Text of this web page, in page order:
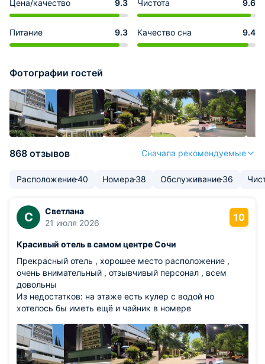
Цена/качество 9.3 Чистота 9.6
Питание 9.3 Качество сна 9.4
Фотографии гостей
868 отзывов Сначала рекомендуемые
Расположение40 Номера 38 Обслуживание36
С
Светлана
21 июля 2026
10
Красивый отель в самом центре Сочи
Прекрасный отель , хорошее место расположение ,
очень внимательный , отзывчивый персонал , всем
довольны
Из недостатков: на этаже есть кулер с водой но
хотелось бы иметь ещё и чайник в номере